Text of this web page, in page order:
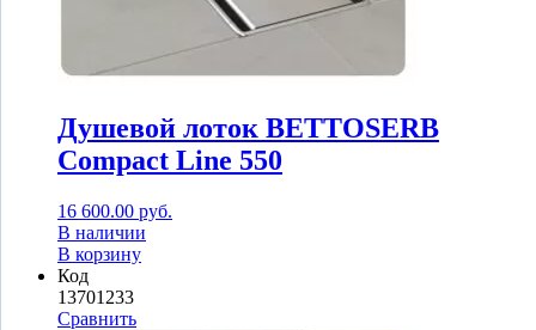
Душевой лоток BETTOSERB
Compact Line 550
16 600.00 руб.
В наличии
В корзину
Код
13701233
Сравнить